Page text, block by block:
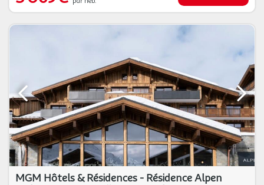
MGM Hôtels & Résidences - Résidence Alpen